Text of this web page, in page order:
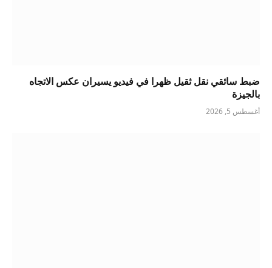
ضبط سائقي نقل ثقيل ظهرا في فيديو يسيران عكس الاتجاه
بالجيزة
أغسطس 5, 2026